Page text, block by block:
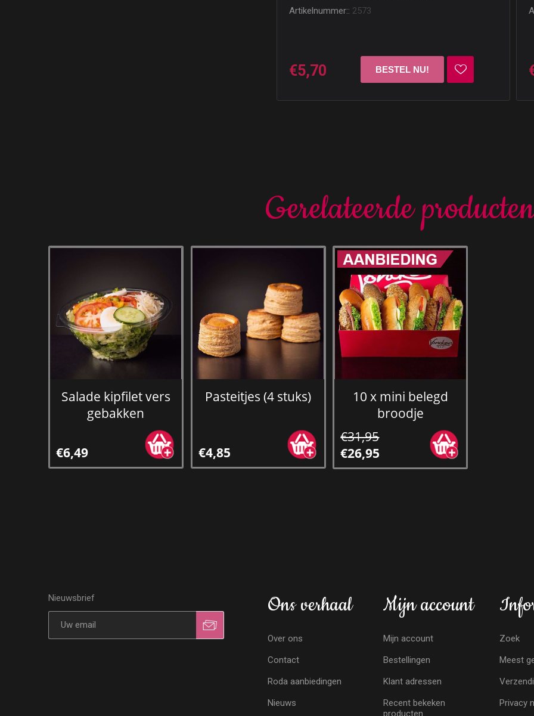
Artikelnummer:: 2573
€5,70
Gerelateerde
Salade kipfilet vers
gebakken
€6,49
Pasteitjes (4 stuks)
€4,85
10 x mini belegd
broodje
€31,95
€26,95
Nieuwsbrief Ons verhaal
Over ons
Contact
Roda aanbiedingen
Nieuws
Mijn account
Mijn account
Bestellingen
Klant adressen
Recent bekeken
producten
Zoek
Meest
Privacy